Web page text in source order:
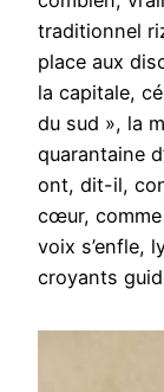
traditionnel
place aux
la capitale,
du sud », la
quarantaine
ont, dit-il,
cœur, comme
voix s’enfle,
croyants